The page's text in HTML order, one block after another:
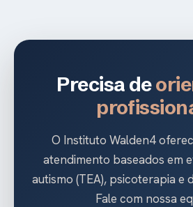
Precisa de
O Instituto Walden4
atendimento baseados em
autismo (TEA), psicoterapia e
Fale com nossa